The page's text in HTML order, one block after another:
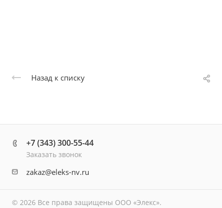
Назад к списку
+7 (343) 300-55-44
Заказать звонок
zakaz@eleks-nv.ru
© 2026 Все права защищены ООО «Элекс».